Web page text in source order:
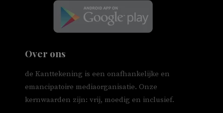
Over ons
de Kanttekening is een onafhankelijke en
emancipatoire mediaorganisatie. Onze
kernwaarden zijn: vrij, moedig en inclusief.